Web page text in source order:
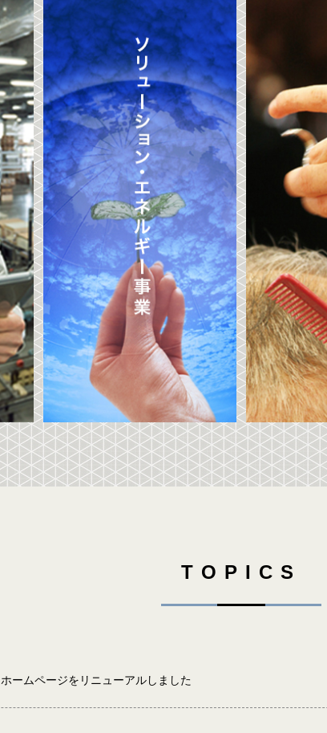
TOPICS
ホームページをリニューアルしました